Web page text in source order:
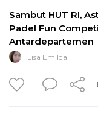
Sambut HUT RI,
Padel Fun
Antardepartemen
Lisa Emilda